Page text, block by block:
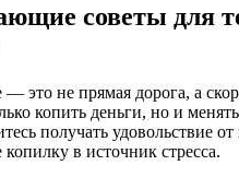
советы для
— это не прямая дорога, а
копить деньги, но и менять
получать удовольствие
в источник стресса.